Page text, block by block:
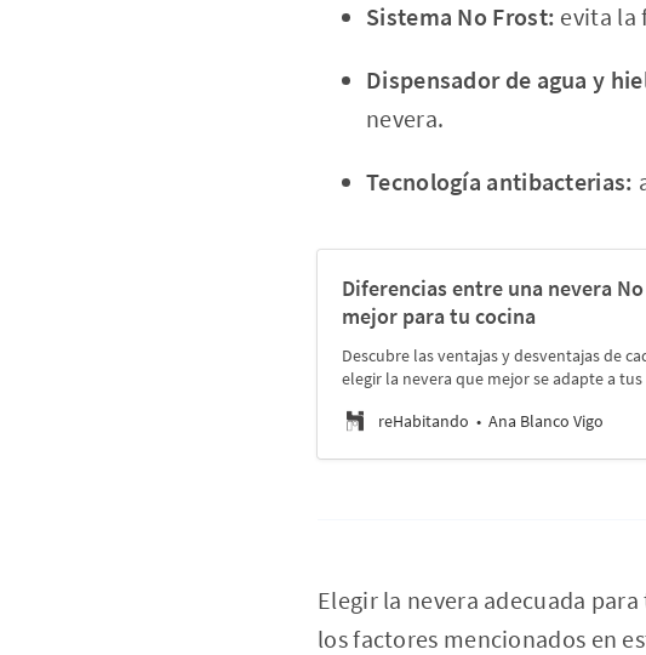
Sistema No Frost: evita la
Dispensador de agua y
nevera.
Tecnología antibacterias:
Diferencias entre una nevera
mejor para tu cocina
Descubre las ventajas y desventajas de
elegir la nevera que mejor se adapte a tus
reHabitando
Ana Blanco Vigo
Elegir la nevera adecuada
los factores mencionados en